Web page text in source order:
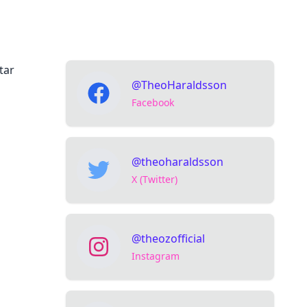
@TheoHaraldsson
Facebook
@theoharaldsson
X (Twitter)
@theozofficial
Instagram